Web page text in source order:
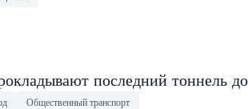
последний тоннель
Общественный транспорт